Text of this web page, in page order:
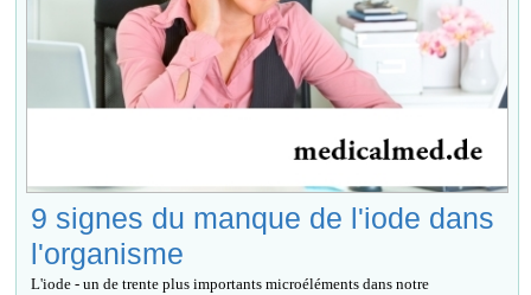
9 signes du manque de l'iode dans
l'organisme
L'iode - un de trente plus importants microéléments dans notre